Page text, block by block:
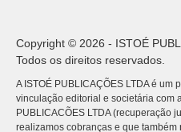
Copyright © 2026 - ISTOÉ
Todos os direitos reservados.
A ISTOÉ PUBLICAÇÕES LTDA é
vinculação editorial e societária com
PUBLICACÕES LTDA (recuperação
realizamos cobranças e que